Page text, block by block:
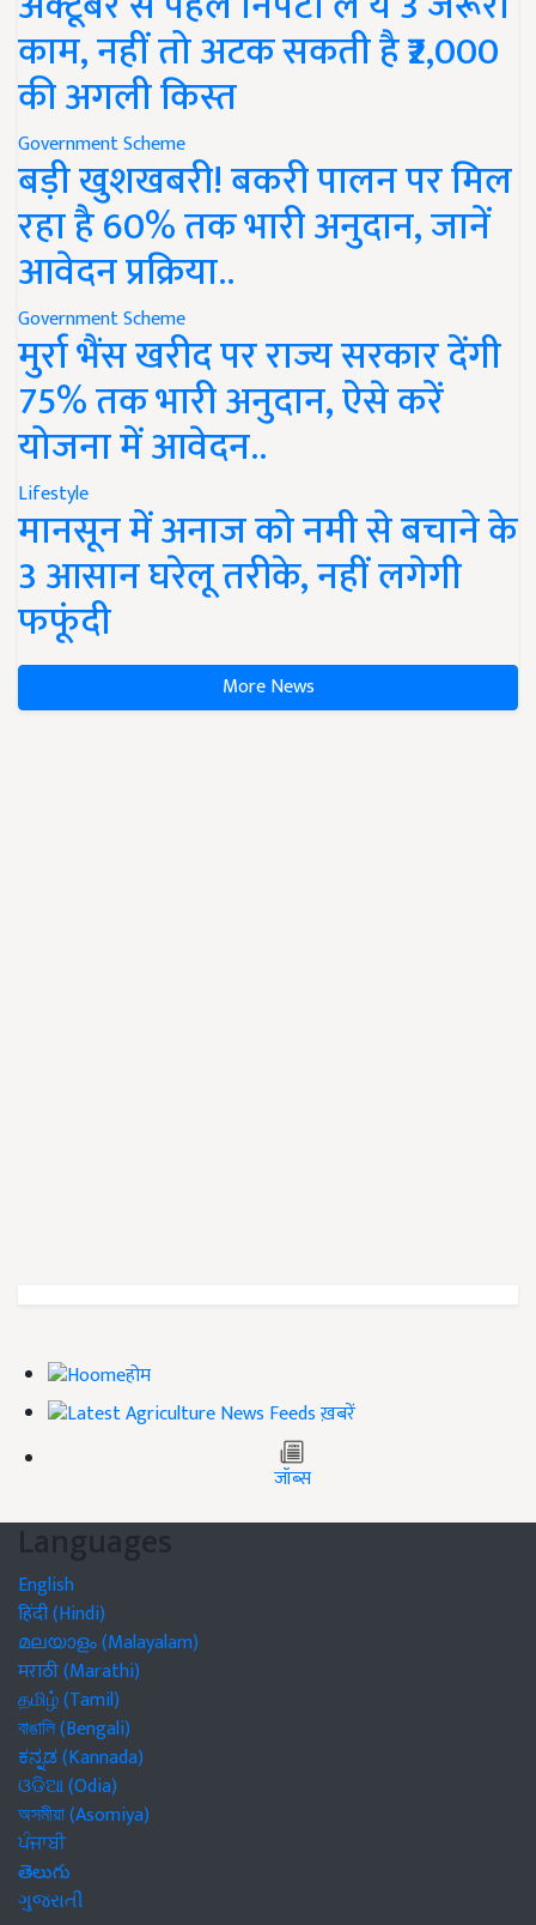
काम, नहीं तो अटक सकती है ₹2,000
की अगली किस्त
Government Scheme
बड़ी खुशखबरी! बकरी पालन पर मिल
रहा है 60% तक भारी अनुदान, जानें
आवेदन प्रक्रिया..
Government Scheme
मुर्रा भैंस खरीद पर राज्य सरकार देंगी
75% तक भारी अनुदान, ऐसे करें
योजना में आवेदन..
Lifestyle
मानसून में अनाज को नमी से बचाने के
3 आसान घरेलू तरीके, नहीं लगेगी
फफूंदी
More News
होम
ख़बरें
जॉब्स
Languages
English
हिंदी (Hindi)
മലയാളം (Malayalam)
मराठी (Marathi)
தமிழ் (Tamil)
বাঙালি (Bengali)
ಕನ್ನಡ (Kannada)
ଓଡିଆ (Odia)
অসমীয়া (Asomiya)
ਪੰਜਾਬੀ
తెలుగు
ગુજરાતી